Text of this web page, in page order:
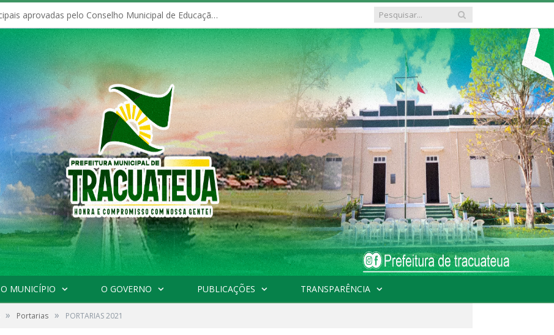
Políticas Municipais aprovadas pelo Conselho Municipal de Educação (CME)
O MUNICÍPIO O GOVERNO PUBLICAÇÕES TRANSPARÊNCIA
» Portarias » PORTARIAS 2021